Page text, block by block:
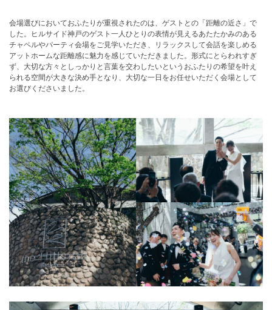
会場選びにおいておふたりが重視されたのは、ゲストとの「距離の近さ」で
した。ヒルサイド神戸のゲスト一人ひとりの表情が見えるあたたかみのある
チャペルやパーティ会場をご見学いただき、リラックスして会話を楽しめる
アットホームな距離感に魅力を感じていただきました。形式にとらわれすぎ
ず、大切な方々としっかりと言葉を交わしたいというおふたりの希望を叶え
られる空間が大きな決め手となり、大切な一日をお任せいただく会場として
お選びくださいました。